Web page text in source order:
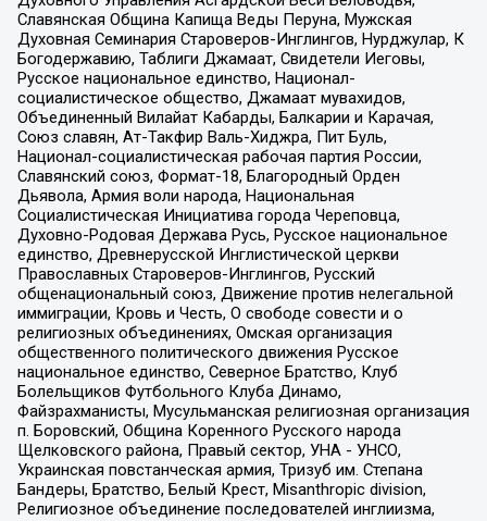
Славянская Община Капища Веды Перуна, Мужская
Духовная Семинария Староверов-Инглингов, Нурджулар, К
Богодержавию, Таблиги Джамаат, Свидетели Иеговы,
Русское национальное единство, Национал-
социалистическое общество, Джамаат мувахидов,
Объединенный Вилайат Кабарды, Балкарии и Карачая,
Союз славян, Ат-Такфир Валь-Хиджра, Пит Буль,
Национал-социалистическая рабочая партия России,
Славянский союз, Формат-18, Благородный Орден
Дьявола, Армия воли народа, Национальная
Социалистическая Инициатива города Череповца,
Духовно-Родовая Держава Русь, Русское национальное
единство, Древнерусской Инглистической церкви
Православных Староверов-Инглингов, Русский
общенациональный союз, Движение против нелегальной
иммиграции, Кровь и Честь, О свободе совести и о
религиозных объединениях, Омская организация
общественного политического движения Русское
национальное единство, Северное Братство, Клуб
Болельщиков Футбольного Клуба Динамо,
Файзрахманисты, Мусульманская религиозная организация
п. Боровский, Община Коренного Русского народа
Щелковского района, Правый сектор, УНА - УНСО,
Украинская повстанческая армия, Тризуб им. Степана
Бандеры, Братство, Белый Крест, Misanthropic division,
Религиозное объединение последователей инглиизма,